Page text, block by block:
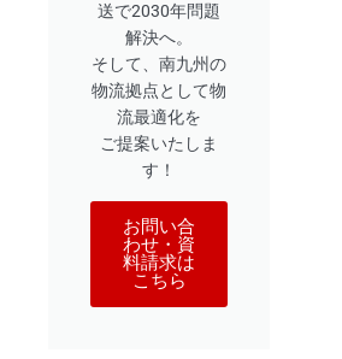
送で2030年問題
解決へ。
そして、南九州の
物流拠点として物
流最適化を
ご提案いたしま
す！
お問い合
わせ・資
料請求は
こちら